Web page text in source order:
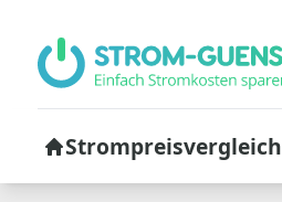
Strompreisvergleich